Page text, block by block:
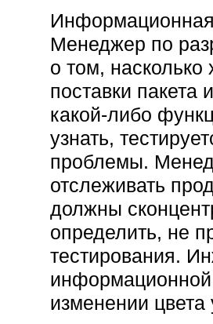
Информационная
Менеджер по
о том,
поставки
какой-либо
узнать,
проблемы.
отслеживать
должны
определить, не
тестирования.
информационной
изменении